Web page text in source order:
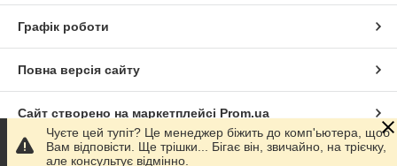
Графік роботи
Повна версія сайту
Сайт створено на маркетплейсі Prom.ua
Політика конфіденційності
Чуєте цей тупіт? Це менеджер біжить до комп'ьютера, щоб
Вам відповісти. Ще трішки... Бігає він, звичайно, на трієчку,
але консультує відмінно.